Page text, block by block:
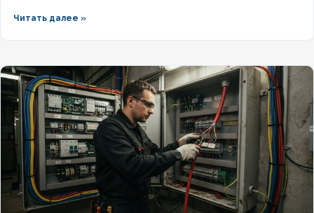
при приёмке. Разберём пошаговый алгоритм: как
Читать далее »